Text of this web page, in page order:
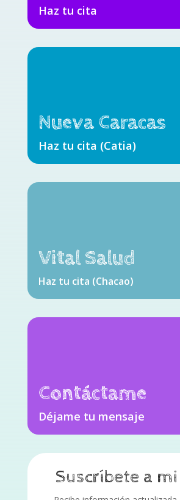
Haz tu cita
Nueva Caracas
Haz tu cita (Catia)
Vital Salud
Haz tu cita (Chacao)
Contáctame
Déjame tu mensaje
Suscríbete a